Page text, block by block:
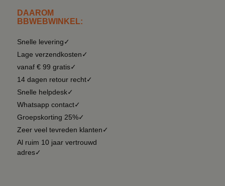
DAAROM
BBWEBWINKEL:
Snelle levering✓
Lage verzendkosten✓
vanaf € 99 gratis✓
14 dagen retour recht✓
Snelle helpdesk✓
Whatsapp contact✓
Groepskorting 25%✓
Zeer veel tevreden klanten✓
Al ruim 10 jaar vertrouwd
adres✓